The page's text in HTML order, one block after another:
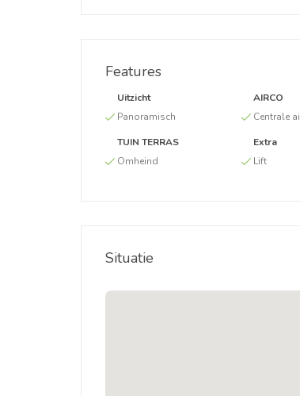
Features
Uitzicht
Panoramisch
AIRCO
Centrale
TUIN TERRAS
Omheind
Extra
Lift
Situatie